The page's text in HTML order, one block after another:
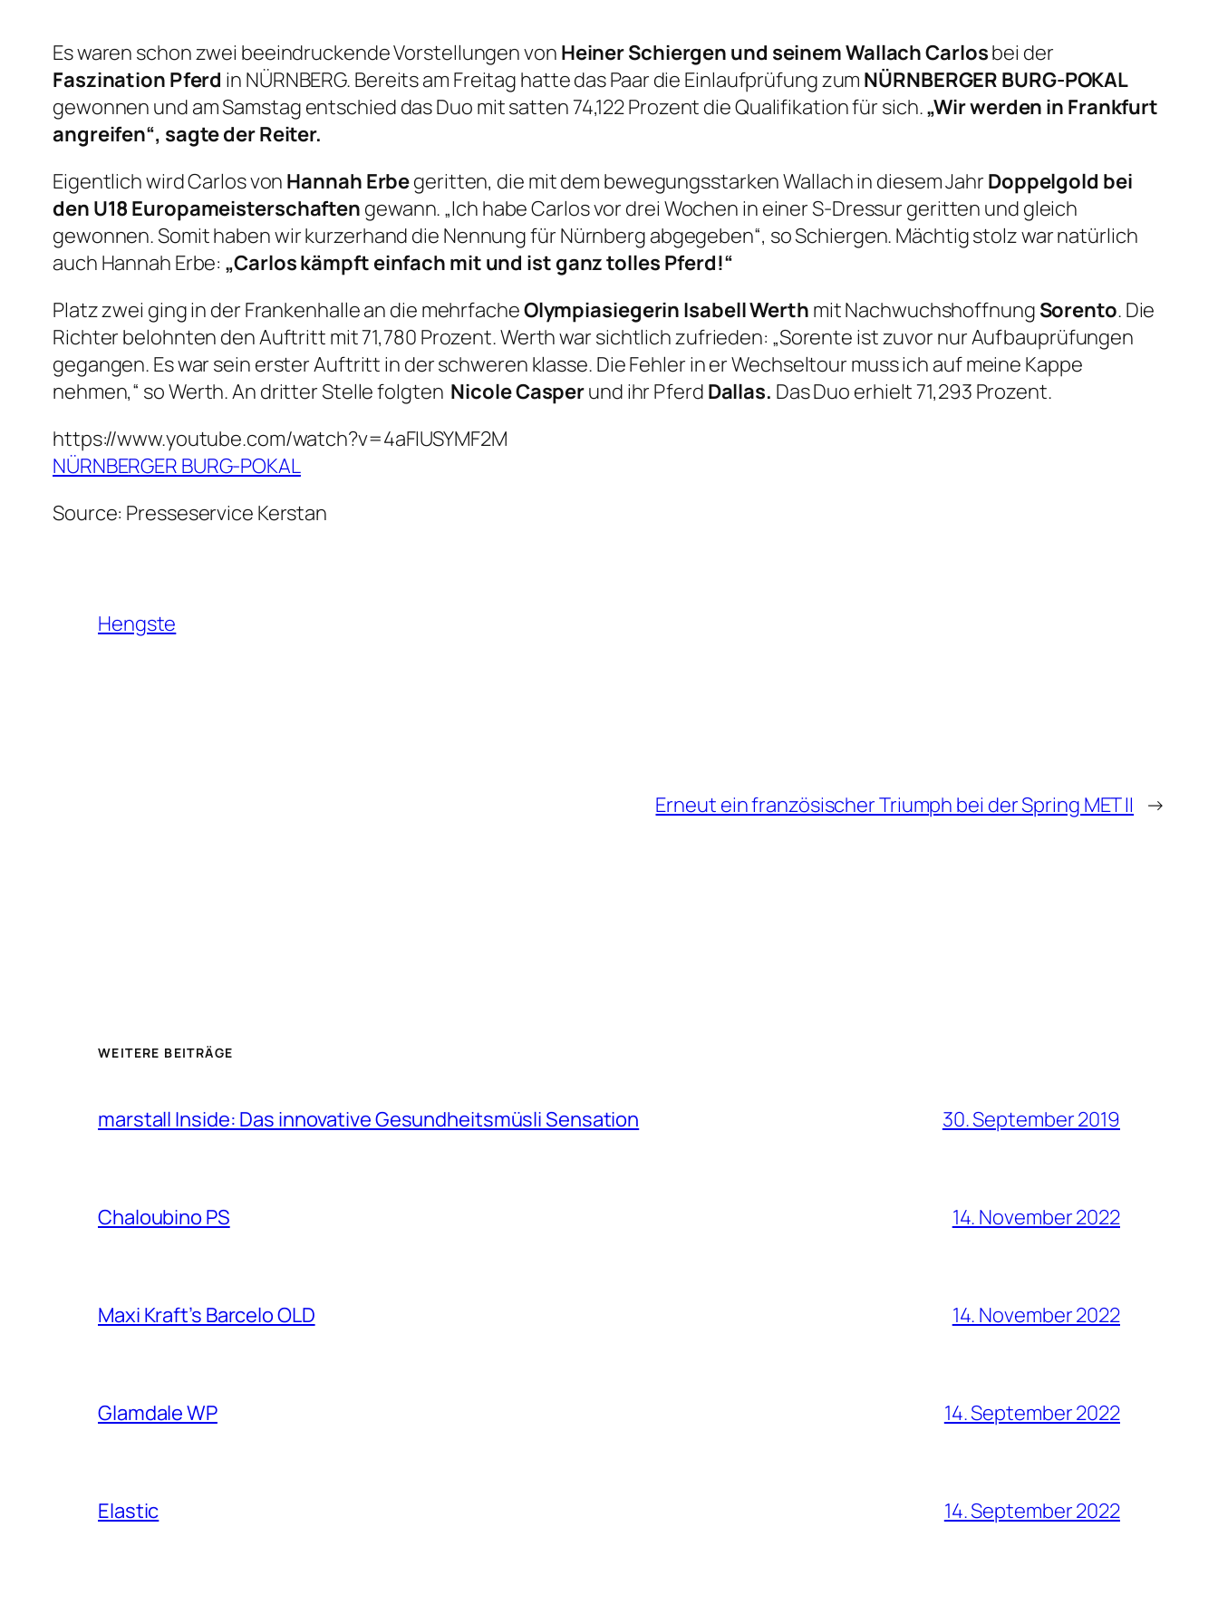
Es waren schon zwei beeindruckende Vorstellungen von Heiner Schiergen und seinem Wallach Carlosbei der
Faszination Pferd in NÜRNBERG. Bereits am Freitag hatte das Paar die Einlaufprüfung zum NÜRNBERGER BURG-POKAL
gewonnen und am Samstag entschied das Duo mit satten 74,122 Prozent die Qualifikation für sich.„Wir werden in Frankfurt
angreifen“, sagte der Reiter.
Eigentlich wird Carlos von Hannah Erbegeritten, die mit dem bewegungsstarken Wallach in diesem Jahr Doppelgold bei
den U18 Europameisterschaften gewann. „Ich habe Carlos vor drei Wochen in einer S-Dressur geritten und gleich
gewonnen. Somit haben wir kurzerhand die Nennung für Nürnberg abgegeben“, so Schiergen. Mächtig stolz war natürlich
auch Hannah Erbe: „Carlos kämpft einfach mit und ist ganz tolles Pferd!“
Platz zwei ging in der Frankenhalle an die mehrfacheOlympiasiegerin Isabell Werth mit Nachwuchshoffnung Sorento. Die
Richter belohnten den Auftritt mit 71,780 Prozent. Werth war sichtlich zufrieden: „Sorente ist zuvor nur Aufbauprüfungen
gegangen. Es war sein erster Auftritt in der schweren klasse. Die Fehler in er Wechseltour muss ich auf meine Kappe
nehmen,“ so Werth. An dritter Stelle folgten Nicole Casperund ihr Pferd Dallas. Das Duo erhielt 71,293 Prozent.
https://www.youtube.com/watch?v=4aFIUSYMF2M
NÜRNBERGER BURG-POKAL
Source: Presseservice Kerstan
Hengste
Erneut ein französischer Triumph bei der Spring MET II →
WEITERE BEITRÄGE
marstall Inside: Das innovative Gesundheitsmüsli Sensation 30. September 2019
Chaloubino PS 14. November 2022
Maxi Kraft’s Barcelo OLD 14. November 2022
Glamdale WP 14. September 2022
Elastic 14. September 2022